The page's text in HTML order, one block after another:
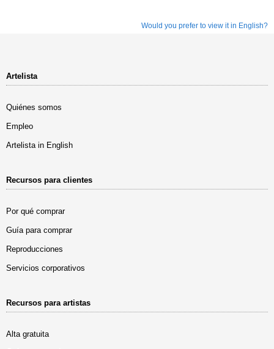
Would you prefer to view it in English?
Artelista
Quiénes somos
Empleo
Artelista in English
Recursos para clientes
Por qué comprar
Guía para comprar
Reproducciones
Servicios corporativos
Recursos para artistas
Alta gratuita